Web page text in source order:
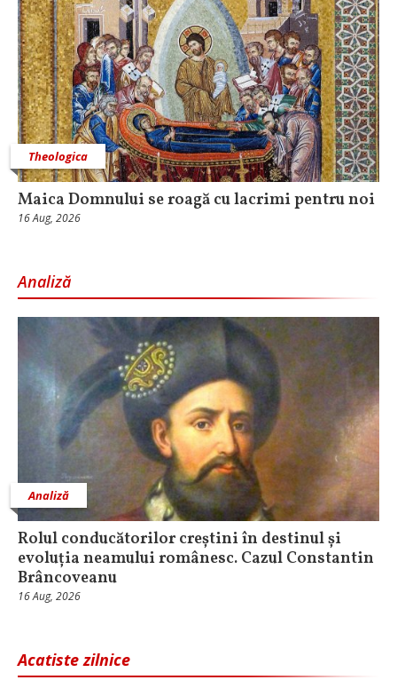
Theologica
Maica Domnului se roagă cu lacrimi pentru noi
16 Aug, 2026
Analiză
Analiză
Rolul conducătorilor creștini în destinul și
evoluția neamului românesc. Cazul Constantin
Brâncoveanu
16 Aug, 2026
Acatiste zilnice